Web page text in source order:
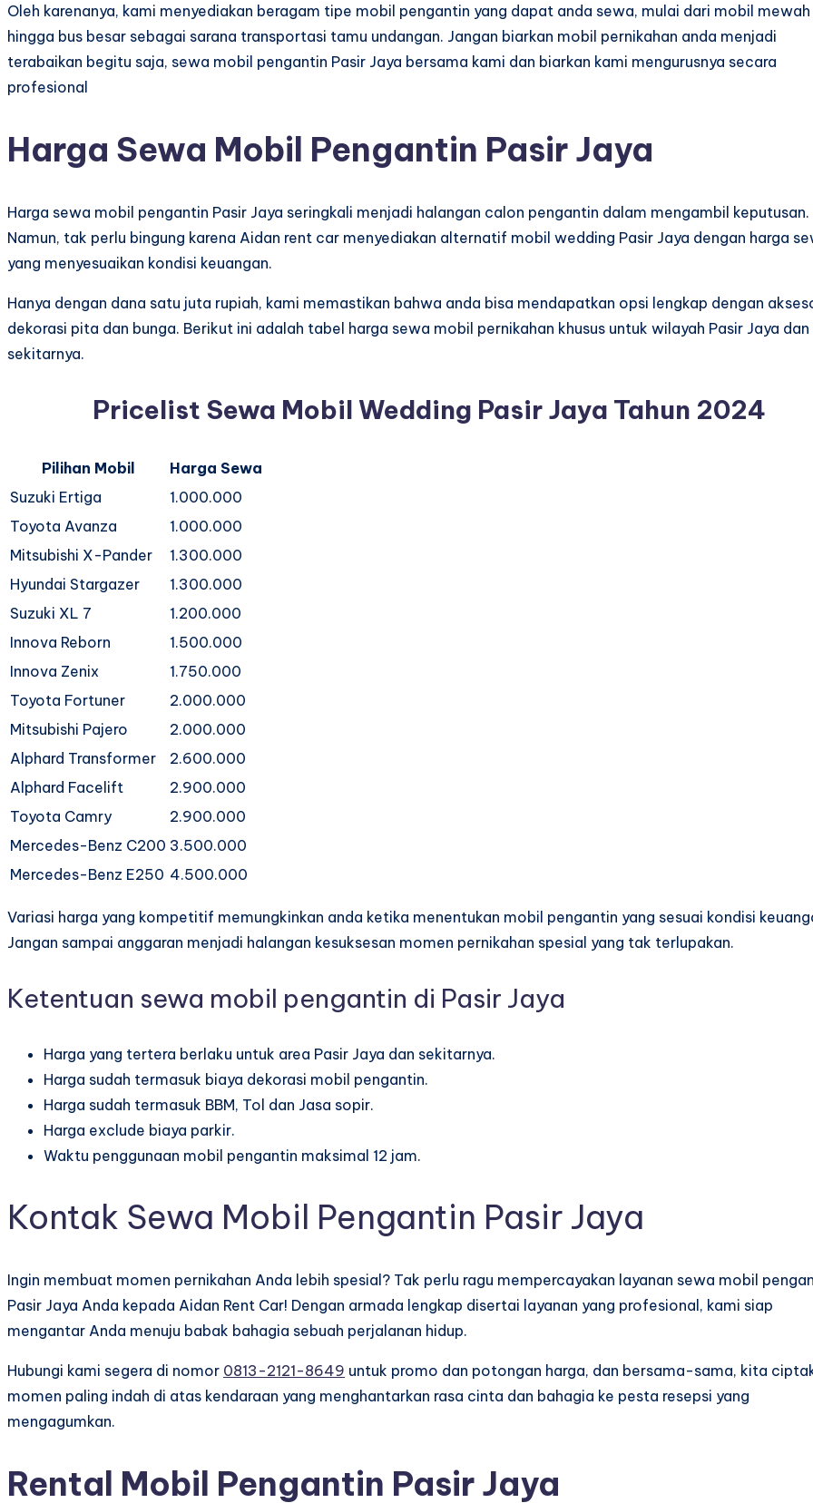
Oleh karenanya, kami menyediakan beragam tipe mobil pengantin yang dapat anda sewa, mulai dari mobil mewah
hingga bus besar sebagai sarana transportasi tamu undangan. Jangan biarkan mobil pernikahan anda menjadi
terabaikan begitu saja, sewa mobil pengantin Pasir Jaya bersama kami dan biarkan kami mengurusnya secara
profesional
Harga Sewa Mobil Pengantin Pasir Jaya
Harga sewa mobil pengantin Pasir Jaya seringkali menjadi halangan calon pengantin dalam mengambil keputusan.
Namun, tak perlu bingung karena Aidan rent car menyediakan alternatif mobil wedding Pasir Jaya dengan harga
yang menyesuaikan kondisi keuangan.
Hanya dengan dana satu juta rupiah, kami memastikan bahwa anda bisa mendapatkan opsi lengkap dengan
dekorasi pita dan bunga. Berikut ini adalah tabel harga sewa mobil pernikahan khusus untuk wilayah Pasir Jaya dan
sekitarnya.
Pricelist Sewa Mobil Wedding Pasir Jaya Tahun 2024
Pilihan Mobil
Harga Sewa
Suzuki Ertiga
1.000.000
Toyota Avanza
1.000.000
Mitsubishi X-Pander
1.300.000
Hyundai Stargazer
1.300.000
Suzuki XL 7
1.200.000
Innova Reborn
1.500.000
Innova Zenix
1.750.000
Toyota Fortuner
2.000.000
Mitsubishi Pajero
2.000.000
Alphard Transformer
2.600.000
Alphard Facelift
2.900.000
Toyota Camry
2.900.000
Mercedes-Benz C200 3.500.000
Mercedes-Benz E250 4.500.000
Variasi harga yang kompetitif memungkinkan anda ketika menentukan mobil pengantin yang sesuai kondisi
Jangan sampai anggaran menjadi halangan kesuksesan momen pernikahan spesial yang tak terlupakan.
Ketentuan sewa mobil pengantin di Pasir Jaya
Harga yang tertera berlaku untuk area Pasir Jaya dan sekitarnya.
Harga sudah termasuk biaya dekorasi mobil pengantin.
Harga sudah termasuk BBM, Tol dan Jasa sopir.
Harga exclude biaya parkir.
Waktu penggunaan mobil pengantin maksimal 12 jam.
Kontak Sewa Mobil Pengantin Pasir Jaya
Ingin membuat momen pernikahan Anda lebih spesial? Tak perlu ragu mempercayakan layanan sewa mobil
Pasir Jaya Anda kepada Aidan Rent Car! Dengan armada lengkap disertai layanan yang profesional, kami siap
mengantar Anda menuju babak bahagia sebuah perjalanan hidup.
Hubungi kami segera di nomor 0813-2121-8649 untuk promo dan potongan harga, dan bersama-sama, kita
momen paling indah di atas kendaraan yang menghantarkan rasa cinta dan bahagia ke pesta resepsi yang
mengagumkan.
Rental Mobil Pengantin Pasir Jaya